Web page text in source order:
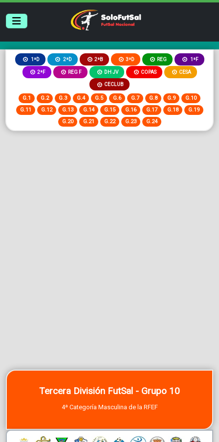
1ªD 2ªD 2ªB 3ªD REG 1ªF
2ªF REG F DH JV COPAS CESA
CECLUB
G.1 G.2 G.3 G.4 G.5 G.6 G.7 G.8 G.9
G.10
G.11
G.12 G.13 G.14 G.15 G.16 G.17 G.18
G.19
G.20
G.21 G.22 G.23 G.24
Tercera División FutSal - Grupo 10
4ª Categoría Masculina de la RFEF